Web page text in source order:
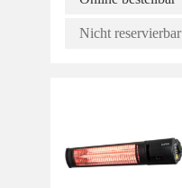
Nicht reservierbar